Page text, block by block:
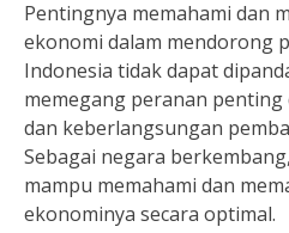
Pentingnya memahami dan
ekonomi dalam mendorong
Indonesia tidak dapat
memegang peranan
dan keberlangsungan
Sebagai negara
mampu memahami dan
ekonominya secara optimal.